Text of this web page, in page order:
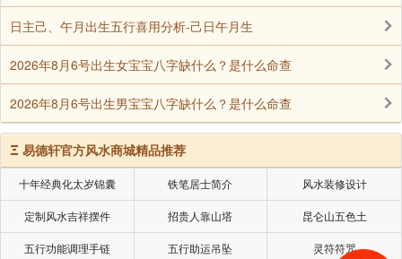
避免居住/工作场所出现“子、卯”方位（正北、正
东）的桃花摆设（如花瓶、水池）。
可多用“土”元素（黄褐色、陶瓷）的风物品，以
土制水，稳定情绪。
人际规范：
建立清晰的情感界限，避免复杂关系。男性需警
惕“财星合身”带来的感情贪恋；女性需注意“官杀混杂”导
致的多角关系。
择偶时可考虑对方命局土旺（诚信稳定）或与自
日主己、午月出生五行喜用分析-己日午月生
2026年8月6号出生女宝宝八字缺什么？是什么命查
2026年8月6号出生男宝宝八字缺什么？是什么命查
Ξ 易德轩官方风水商城精品推荐
十年经典化太岁锦囊 铁笔居士简介 风水装修设计
定制风水吉祥摆件 招贵人靠山塔 昆仑山五色土
五行功能调理手链 五行助运吊坠 灵符符咒